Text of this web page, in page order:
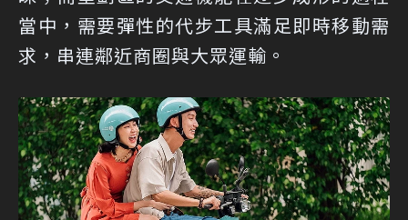
當中，需要彈性的代步工具滿足即時移動需
求，串連鄰近商圈與大眾運輸。